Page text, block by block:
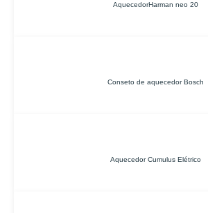
AquecedorHarman neo 20
Conseto de aquecedor Bosch
Aquecedor Cumulus Elétrico